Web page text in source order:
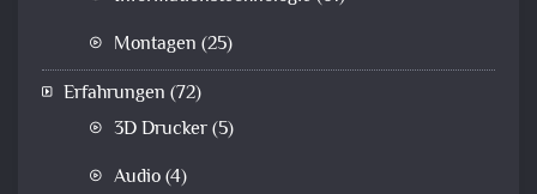
Montagen (25)
Erfahrungen (72)
3D Drucker(5)
Audio(4)